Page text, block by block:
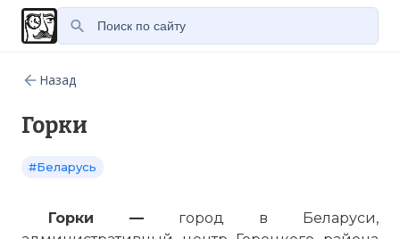
Назад
Горки
#Беларусь
Горки — город в Беларуси,